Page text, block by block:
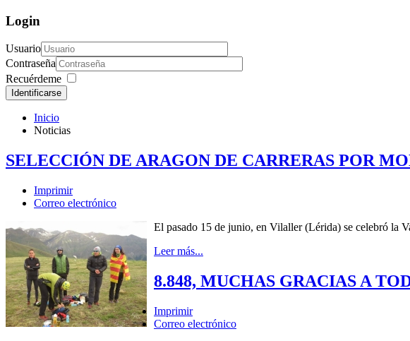
Login
Usuario
Contraseña
Recuérdeme
Identificarse
Inicio
Noticias
SELECCIÓN DE ARAGON DE CARRERAS POR
Imprimir
Correo electrónico
El pasado 15 de junio, en Vilaller (Lérida) se celebró la
Leer más...
8.848, MUCHAS GRACIAS A
Imprimir
Correo electrónico